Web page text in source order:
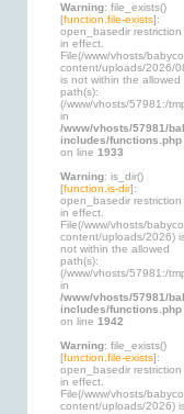
Warning: file_exists()
[function.file-exists]:
open_basedir restriction
in effect.
File(/www/vhosts/
content/uploads/2026/
is not within the allowed
path(s):
(/www/vhosts/57981:/
in
/www/vhosts/57981/
includes/functions.php
on line 1933
Warning: is_dir()
[function.is-dir]:
open_basedir restriction
in effect.
File(/www/vhosts/
content/uploads/2026)
not within the allowed
path(s):
(/www/vhosts/57981:/
in
/www/vhosts/57981/
includes/functions.php
on line 1942
Warning: file_exists()
[function.file-exists]:
open_basedir restriction
in effect.
File(/www/vhosts/
content/uploads/2026)